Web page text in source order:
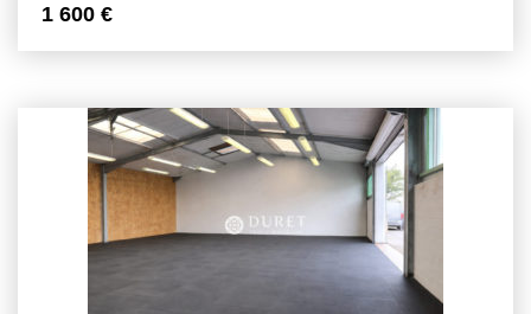
1 600 €